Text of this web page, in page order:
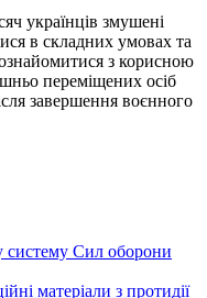
українців змушені
в складних умовах та
з корисною
переміщених осіб
завершення воєнного
систему Сил оборони
матеріали з протидії